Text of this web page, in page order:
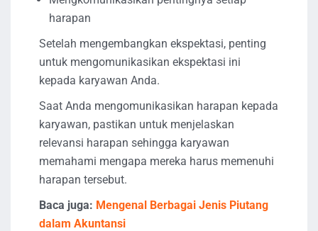
harapan
Setelah mengembangkan ekspektasi, penting
untuk mengomunikasikan ekspektasi ini
kepada karyawan Anda.
Saat Anda mengomunikasikan harapan kepada
karyawan, pastikan untuk menjelaskan
relevansi harapan sehingga karyawan
memahami mengapa mereka harus memenuhi
harapan tersebut.
Baca juga: Mengenal Berbagai Jenis Piutang
dalam Akuntansi